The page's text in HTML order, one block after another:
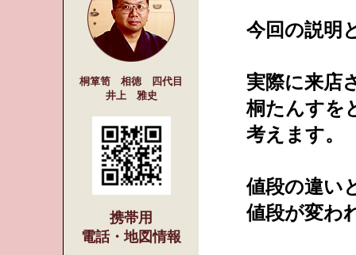
桐箪笥 相徳 四代目
井上 雅史
携帯用
電話・地図情報
今回の説明
実際に来
桐たんすを
考えます。
値段の違い
値段が変わ